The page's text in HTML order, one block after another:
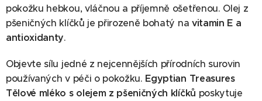
pokožku hebkou, vláčnou a příjemně ošetřenou. Olej z
pšeničných klíčků je přirozeně bohatý na vitamin E a
antioxidanty.
Objevte sílu jedné z nejcennějších přírodních surovin
používaných v péči o pokožku. Egyptian Treasures
Tělové mléko s olejem z pšeničných klíčků poskytuje